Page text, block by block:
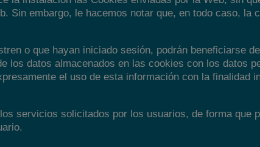
Sin embargo, le hacemos notar que, en todo caso, la
o que hayan iniciado sesión, podrán beneficiarse
los datos almacenados en las cookies con los datos
el uso de esta información con la finalidad
servicios solicitados por los usuarios, de forma que